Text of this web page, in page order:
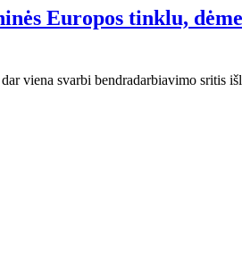
Europos tinklu,
viena svarbi bendradarbiavimo sritis